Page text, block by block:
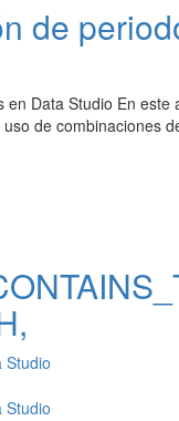
de
en Data Studio En
de combinaciones
Studio
Studio